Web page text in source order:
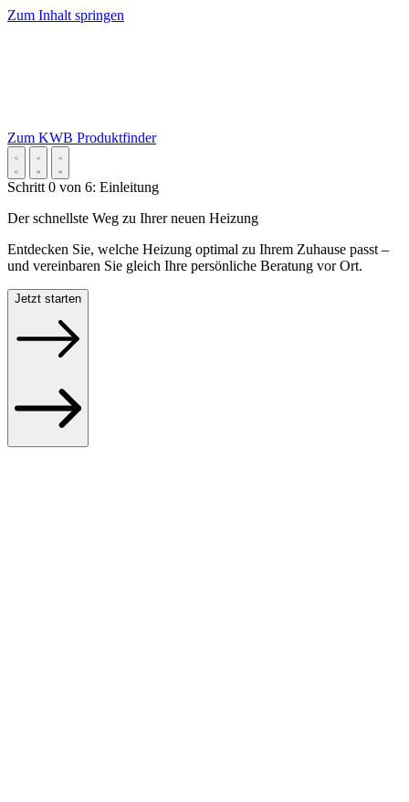
Zum Inhalt springen
Zum KWB Produktfinder
Schritt 0 von 6: Einleitung
Der schnellste Weg zu Ihrer neuen Heizung
Entdecken Sie, welche Heizung optimal zu Ihrem Zuhause passt –
und vereinbaren Sie gleich Ihre persönliche Beratung vor Ort.
Jetzt starten